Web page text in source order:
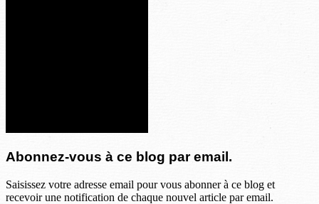
Abonnez-vous à ce blog par email.
Saisissez votre adresse email pour vous abonner à ce blog et
recevoir une notification de chaque nouvel article par email.